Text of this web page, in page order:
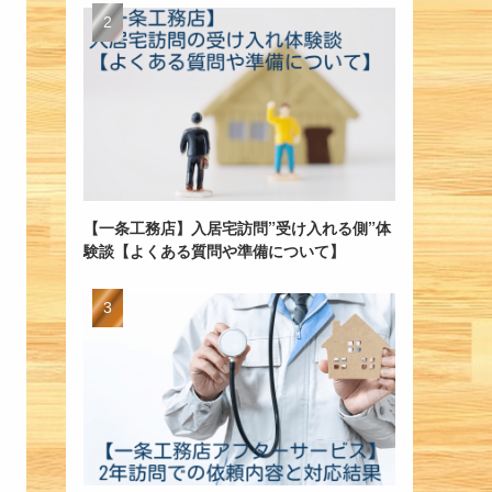
【一条工務店】入居宅訪問”受け入れる側”体
験談【よくある質問や準備について】